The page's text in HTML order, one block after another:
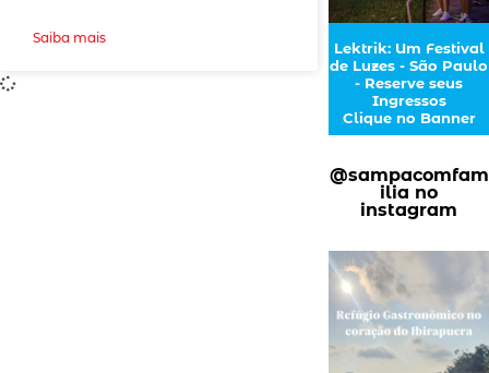
Saiba mais
Lektrik: Um Festival
de Luzes - São Paulo
- Reserve seus
Ingressos
Clique no Banner
@sampacomfam
ilia no
instagram